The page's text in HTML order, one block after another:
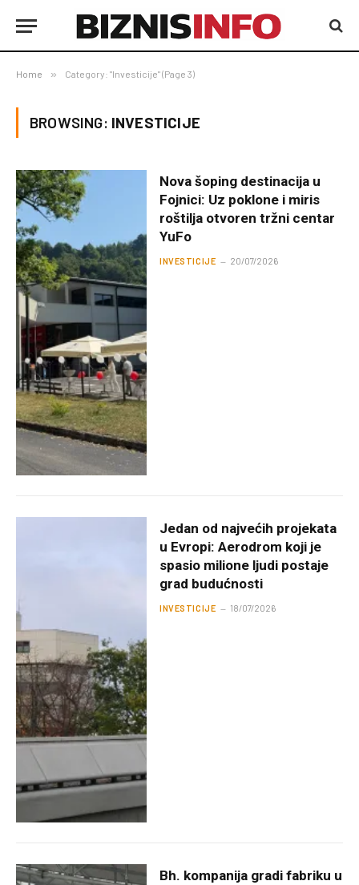
Home » Category: "Investicije" (Page 3)
BROWSING: INVESTICIJE
Nova šoping destinacija u
Fojnici: Uz poklone i miris
roštilja otvoren tržni centar
YuFo
INVESTICIJE 20/07/2026
Jedan od najvećih projekata
u Evropi: Aerodrom koji je
spasio milione ljudi postaje
grad budućnosti
INVESTICIJE 18/07/2026
Bh. kompanija gradi fabriku u